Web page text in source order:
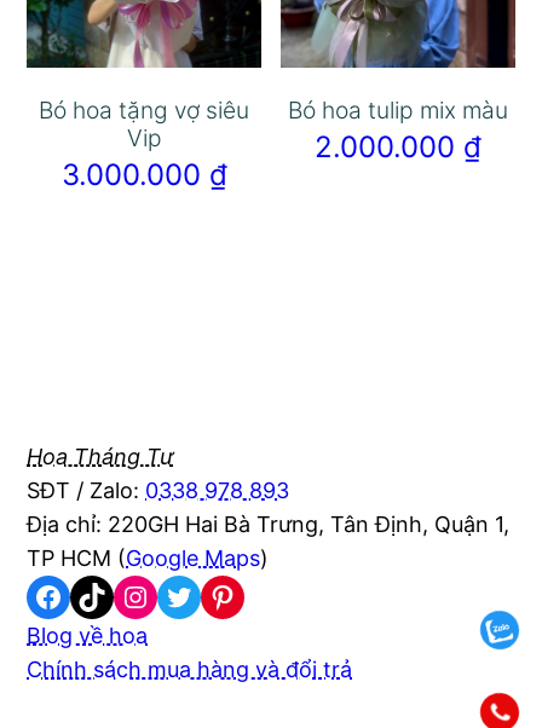
Bó hoa tặng vợ siêu
Vip
3.000.000 ₫
Bó hoa tulip mix màu
2.000.000 ₫
Hoa Tháng Tư
SĐT / Zalo: 0338 978 893
Địa chỉ: 220GH Hai Bà Trưng, Tân Định, Quận 1,
TP HCM (Google Maps)
Facebook
TikTokInstagram
TwitterPinterest
Blog về hoa
Chính sách mua hàng và đổi trả